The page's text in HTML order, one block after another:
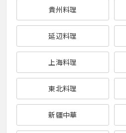
貴州料理
延辺料理
上海料理
東北料理
新疆中華